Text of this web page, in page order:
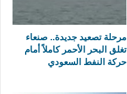
مرحلة تصعيد جديدة.. صنعاء
تغلق البحر الأحمر كاملاً أمام
حركة النفط السعودي